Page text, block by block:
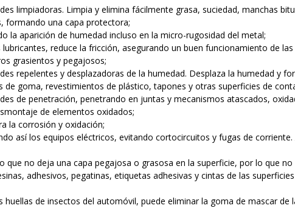
limpiadoras. Limpia y elimina fácilmente grasa, suciedad, manchas
formando una capa protectora;
la aparición de humedad incluso en la micro-rugosidad del metal;
lubricantes, reduce la fricción, asegurando un buen funcionamiento de
grasientos y pegajosos;
repelentes y desplazadoras de la humedad. Desplaza la humedad y
de goma, revestimientos de plástico, tapones y otras superficies de
de penetración, penetrando en juntas y mecanismos atascados,
de elementos oxidados;
la corrosión y oxidación;
así los equipos eléctricos, evitando cortocircuitos y fugas de
que no deja una capa pegajosa o grasosa en la superficie, por lo que
adhesivos, pegatinas, etiquetas adhesivas y cintas de las
huellas de insectos del automóvil, puede eliminar la goma de mascar de